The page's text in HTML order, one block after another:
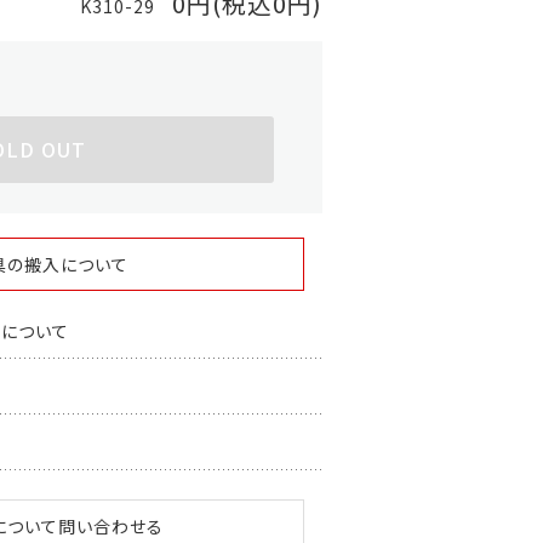
K310-29
OUT
搬入について
ついて
ついて問い合わせる